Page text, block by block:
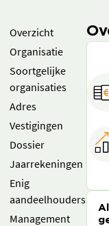
Overzicht
Organisatie
Soortgelijke
organisaties
Adres
Vestigingen
Dossier
Jaarrekeningen
Enig
aandeelhouders
Management